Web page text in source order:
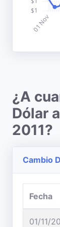
¿A
Dólar
2011?
Cambio
Fecha
01/11/